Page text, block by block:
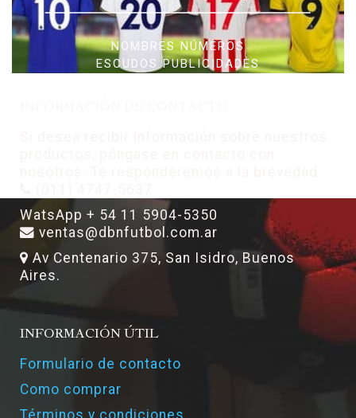
NOMBRES NÚMEROS
ESCUDOS PUBLICIDADES
WatsApp + 54 11 5904-5350
ventas@dbnfutbol.com.ar
Av Centenario 375, San Isidro, Buenos
Aires.
INFORMACIÓN ÚTIL
Formulario de contacto
Como comprar
Términos y condiciones